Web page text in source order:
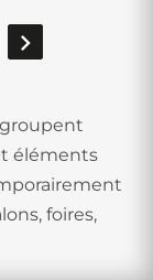

éléments
foires,